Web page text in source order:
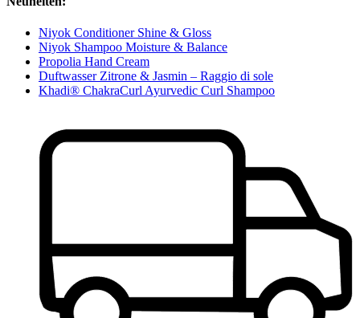
Niyok Conditioner Shine & Gloss
Niyok Shampoo Moisture & Balance
Propolia Hand Cream
Duftwasser Zitrone & Jasmin – Raggio di sole
Khadi® ChakraCurl Ayurvedic Curl Shampoo